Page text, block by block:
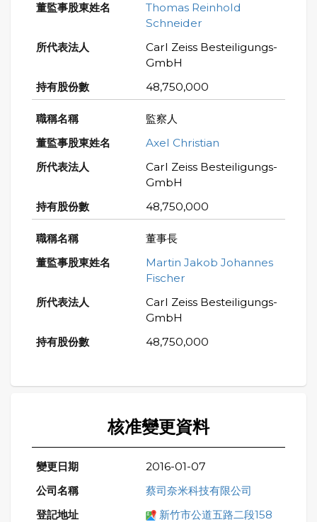
Thomas Reinhold
Schneider
Carl Zeiss Besteiligungs-
GmbH
48,750,000
監察人
Axel Christian
Carl Zeiss Besteiligungs-
GmbH
48,750,000
董事長
Martin Jakob Johannes
Fischer
Carl Zeiss Besteiligungs-
GmbH
48,750,000
核准變更資料
2016-01-07
蔡司奈米科技有限公司
新竹市公道五路二段158